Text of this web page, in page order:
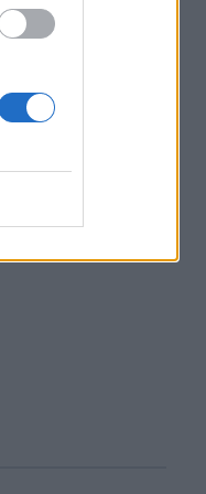
de voz, lo que